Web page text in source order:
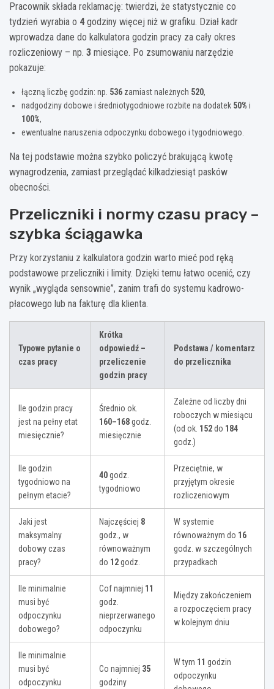
Pracownik składa reklamację: twierdzi, że statystycznie co
tydzień wyrabia o 4godziny więcej niż w grafiku. Dział kadr
wprowadza dane do kalkulatora godzin pracy za cały okres
rozliczeniowy – np. 3 miesiące. Po zsumowaniu narzędzie
pokazuje:
łączną liczbę godzin: np. 536 zamiast należnych 520,
nadgodziny dobowe i średniotygodniowe rozbite na dodatek 50% i
100%,
ewentualne naruszenia odpoczynku dobowego i tygodniowego.
Na tej podstawie można szybko policzyć brakującą kwotę
wynagrodzenia, zamiast przeglądać kilkadziesiąt pasków
obecności.
Przeliczniki i normy czasu pracy –
szybka ściągawka
Przy korzystaniu z kalkulatora godzin warto mieć pod ręką
podstawowe przeliczniki i limity. Dzięki temu łatwo ocenić, czy
wynik „wygląda sensownie”, zanim trafi do systemu kadrowo-
płacowego lub na fakturę dla klienta.
Typowe pytanie o
czas pracy
Krótka
odpowiedź –
przeliczenie
godzin pracy
Podstawa / komentarz
do przelicznika
Ile godzin pracy
jest na pełny etat
miesięcznie?
Średnio ok.
160–168godz.
miesięcznie
Zależne od liczby dni
roboczych w miesiącu
(od ok. 152do 184
godz.)
Ile godzin
tygodniowo na
pełnym etacie?
40godz.
tygodniowo
Przeciętnie, w
przyjętym okresie
rozliczeniowym
Jaki jest
maksymalny
dobowy czas
pracy?
Najczęściej 8
godz., w
równoważnym
do 12godz.
W systemie
równoważnym do 16
godz. w szczególnych
przypadkach
Ile minimalnie
musi być
odpoczynku
dobowego?
Cof najmniej 11
godz.
nieprzerwanego
odpoczynku
Między zakończeniem
a rozpoczęciem pracy
w kolejnym dniu
Ile minimalnie
musi być
odpoczynku
Co najmniej 35
godziny
W tym 11 godzin
odpoczynku